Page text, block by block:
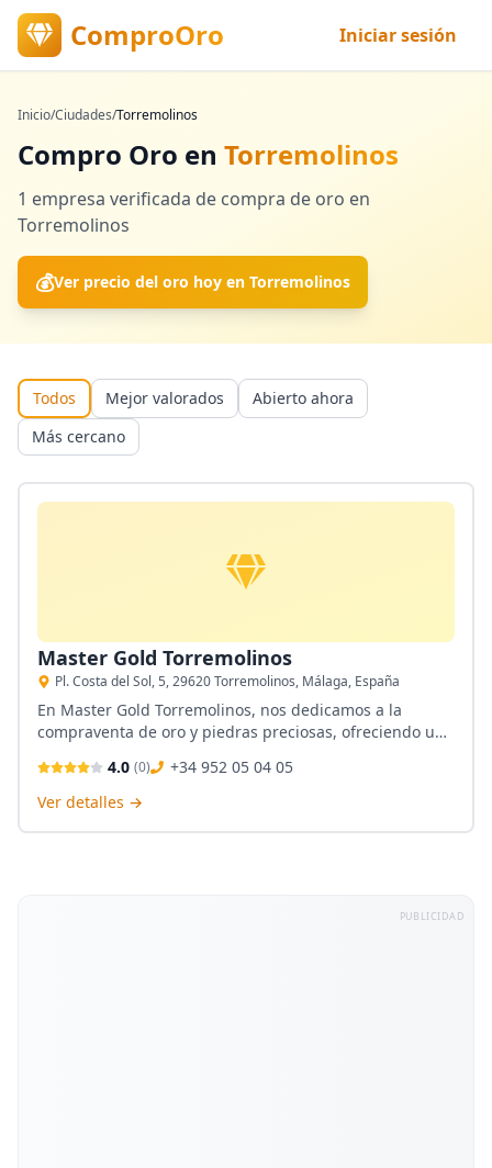
ComproOro Iniciar sesión
Inicio/Ciudades/Torremolinos
Compro Oro en Torremolinos
1 empresa verificada de compra de oro en
Torremolinos
💰Ver precio del oro hoy en Torremolinos
Todos Mejor valorados
Abierto ahora
Más cercano
Master Gold Torremolinos
Pl. Costa del Sol, 5, 29620 Torremolinos, Málaga, España
En Master Gold Torremolinos, nos dedicamos a la
compraventa de oro y piedras preciosas, ofreciendo un
de Torremolinos, contamos con una amplia experiencia
en el sector de la relojería y una pasión por ayudar a
4.0 (0)
+34 952 05 04 05
Ver detalles →
PUBLICIDAD